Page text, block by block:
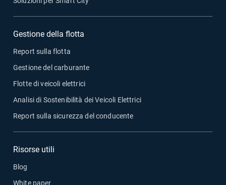
Gestione della flotta
Report sulla flotta
Gestione del carburante
Flotte di veicoli elettrici
Analisi di Sostenibilità dei Veicoli Elettrici
Report sulla sicurezza del conducente
Risorse utili
Blog
White paper